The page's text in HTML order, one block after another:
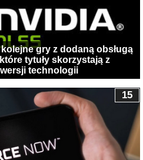
gry z dodaną obsługą
tytuły skorzystają z
technologii
15